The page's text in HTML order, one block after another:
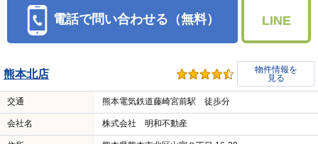
電話で問い合わせる（無料） LINE
熊本北店
物件情報を
見る
交通 熊本電気鉄道藤崎宮前駅 徒歩分
会社名 株式会社 明和不動産